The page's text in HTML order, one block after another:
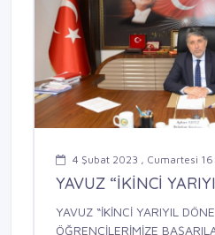
4 Şubat 2023 , Cumartesi
YAVUZ “İKİNCİ
YAVUZ “İKİNCİ YARIYIL
ÖĞRENCİLERİMİZE